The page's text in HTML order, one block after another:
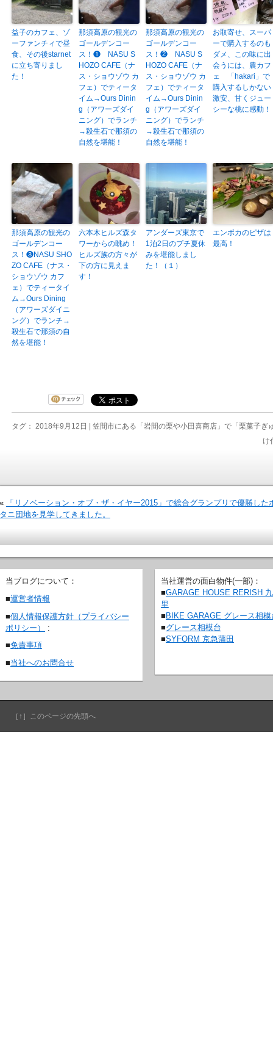
益子のカフェ、ゾ
ーファンチィで昼
食、その後starnet
に立ち寄りまし
た！
那須高原の観光の
ゴールデンコー
ス！❶ NASU S
HOZO CAFE（ナ
ス・ショウゾウ カ
フェ）でティータ
イム→Ours Dinin
g（アワーズダイ
ニング）でランチ
→殺生石で那須の
自然を堪能！
那須高原の観光の
ゴールデンコー
ス！❷ NASU S
HOZO CAFE（ナ
ス・ショウゾウ カ
フェ）でティータ
イム→Ours Dinin
g（アワーズダイ
ニング）でランチ
→殺生石で那須の
自然を堪能！
お取寄せ、スーパ
ーで購入するのも
ダメ、この味に出
会うには、農カフ
ェ 「hakari」で
購入するしかない
激安、甘くジュー
シーな桃に感動！
那須高原の観光の
ゴールデンコー
ス！❸NASU SHO
ZO CAFE（ナス・
ショウゾウ カフ
ェ）でティータイ
ム→Ours Dining
（アワーズダイニ
ング）でランチ→
殺生石で那須の自
然を堪能！
六本木ヒルズ森タ
ワーからの眺め！
ヒルズ族の方々が
下の方に見えま
す！
アンダーズ東京で
1泊2日のプチ夏休
みを堪能しまし
た！（１）
エンボカのピザは
最高！
タグ： 2018年9月12日 | 笠間市にある「岩間の栗や小田喜商店」で「栗菓子ぎ
け
«
「リノベーション・オブ・ザ・イヤー2015」で総合グランプリで優勝した
タニ団地を見学してきました。
当ブログについて：
■運営者情報
■個人情報保護方針（プライバシー
ポリシー）
:
■免責事項
■当社へのお問合せ
当社運営の面白物件(一部)：
■GARAGE HOUSE RERISH
里
■ BIKE GARAGE グレース相模
■グレース相模台
■SYFORM 京急蒲田
［↑］このページの先頭へ